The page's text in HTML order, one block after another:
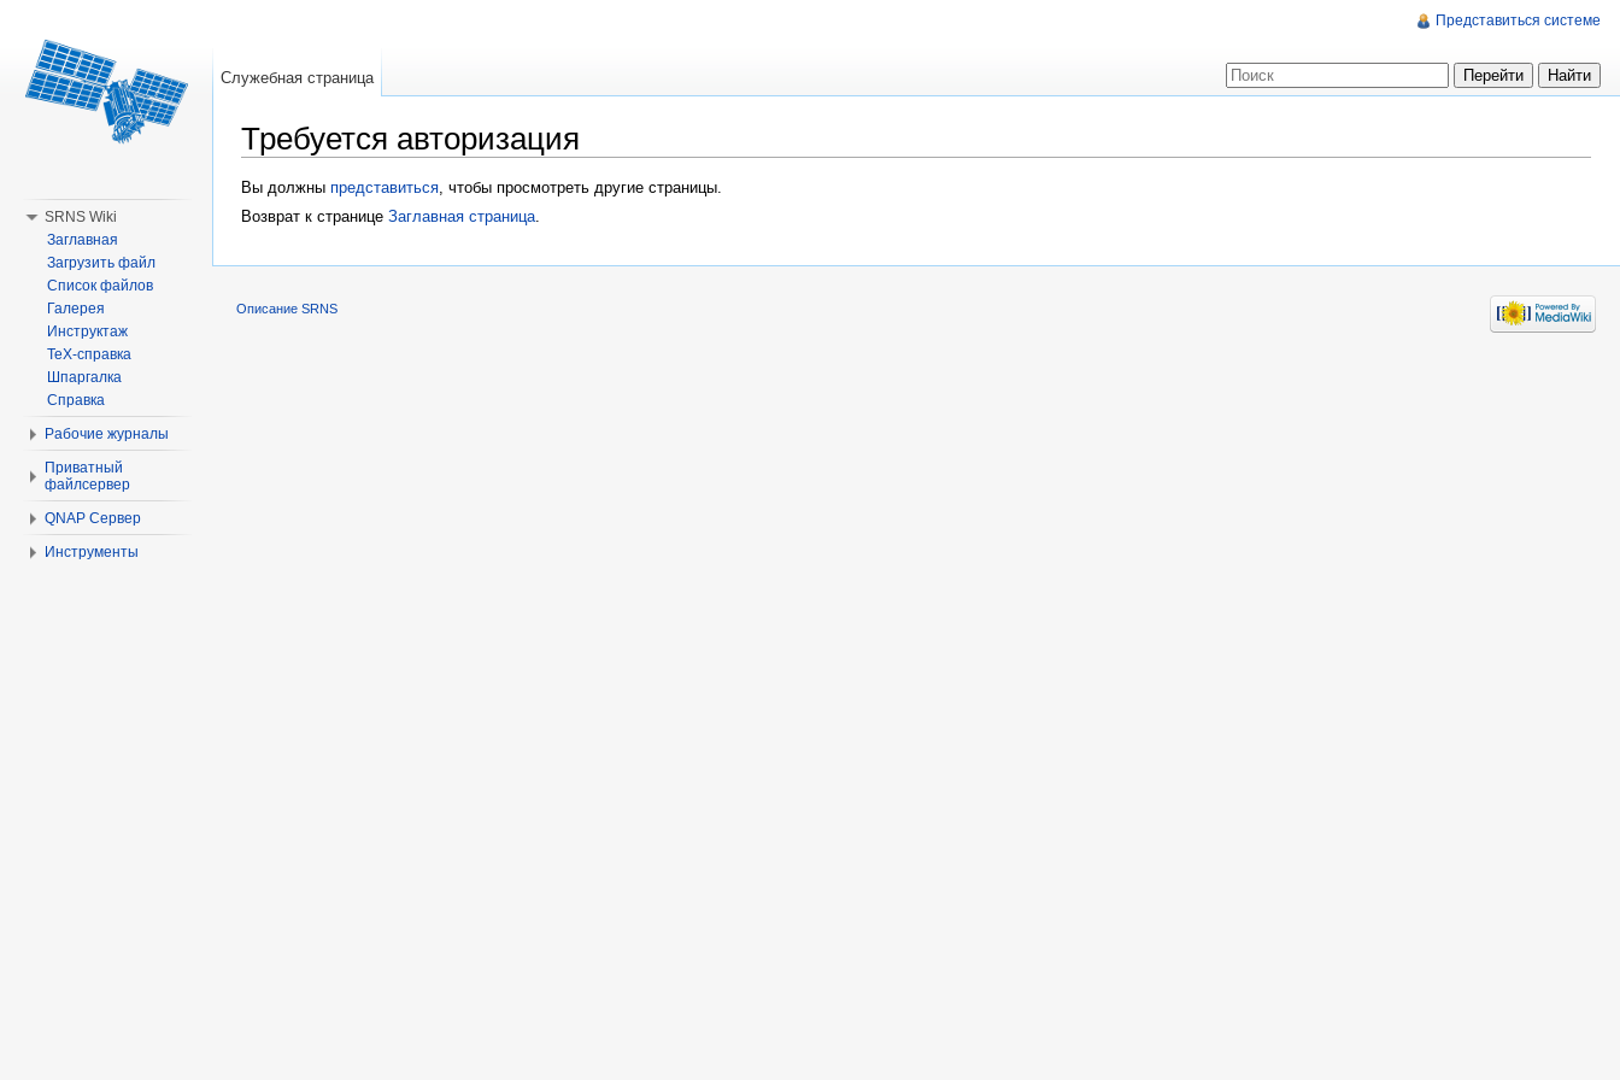
Требуется авторизация
Вы должны представиться, чтобы просмотреть другие страницы.
Возврат к странице Заглавная страница.
Представиться системе
Служебная страница
SRNS Wiki
Заглавная
Загрузить файл
Список файлов
Галерея
Инструктаж
TeX-справка
Шпаргалка
Справка
Рабочие журналы
Приватный
файлсервер
QNAP Сервер
Инструменты
Описание SRNS